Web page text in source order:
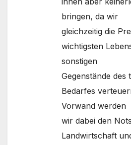
bringen, da wir
gleichzeitig die
wichtigsten
sonstigen
Gegenstände des
Bedarfes
Vorwand werden
wir dabei den
Landwirtschaft